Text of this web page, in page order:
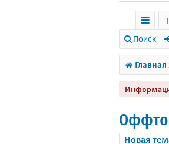
с
ы
л
к
и
Поиск
Главная
Новая